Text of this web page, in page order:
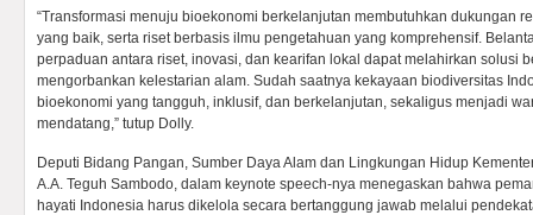
“Transformasi menuju bioekonomi berkelanjutan membutuhkan dukungan
yang baik, serta riset berbasis ilmu pengetahuan yang komprehensif.
perpaduan antara riset, inovasi, dan kearifan lokal dapat melahirkan solusi
mengorbankan kelestarian alam. Sudah saatnya kekayaan biodiversitas
bioekonomi yang tangguh, inklusif, dan berkelanjutan, sekaligus menjadi
mendatang,” tutup Dolly.
Deputi Bidang Pangan, Sumber Daya Alam dan Lingkungan Hidup
A.A. Teguh Sambodo, dalam keynote speech-nya menegaskan bahwa
hayati Indonesia harus dikelola secara bertanggung jawab melalui